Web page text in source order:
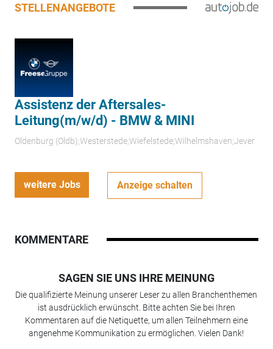
STELLENANGEBOTE
Assistenz der Aftersales-
Leitung(m/w/d) - BMW & MINI
Oldenburg (Oldb);Westerstede;Wiefelstede;Wilhelmshaven;Jever
weitere Jobs Anzeige schalten
KOMMENTARE
SAGEN SIE UNS IHRE MEINUNG
Die qualifizierte Meinung unserer Leser zu allen Branchenthemen
ist ausdrücklich erwünscht. Bitte achten Sie bei Ihren
Kommentaren auf die Netiquette, um allen Teilnehmern eine
angenehme Kommunikation zu ermöglichen. Vielen Dank!